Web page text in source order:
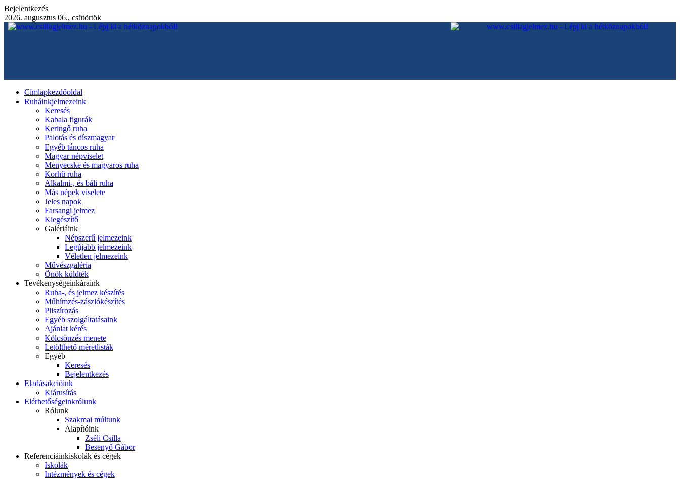
Bejelentkezés
2026. augusztus 06., csütörtök
Címlapkezdőoldal
Ruháinkjelmezeink
Keresés
Kabala figurák
Keringő ruha
Palotás és díszmagyar
Egyéb táncos ruha
Magyar népviselet
Menyecske és magyaros ruha
Korhű ruha
Alkalmi-, és báli ruha
Más népek viselete
Jeles napok
Farsangi jelmez
Kiegészítő
Galériáink
Népszerű jelmezeink
Legújabb jelmezeink
Véletlen jelmezeink
Művészgaléria
Önök küldték
Tevékenységeinkáraink
Ruha-, és jelmez készítés
Műhímzés-zászlókészítés
Pliszírozás
Egyéb szolgáltatásaink
Ajánlat kérés
Kölcsönzés menete
Letölthető méretlisták
Egyéb
Keresés
Bejelentkezés
Eladásakcióink
Kiárusítás
Elérhetőségeinkrólunk
Rólunk
Szakmai múltunk
Alapítóink
Zséli Csilla
Besenyő Gábor
Referenciáinkiskolák és cégek
Iskolák
Intézmények és cégek